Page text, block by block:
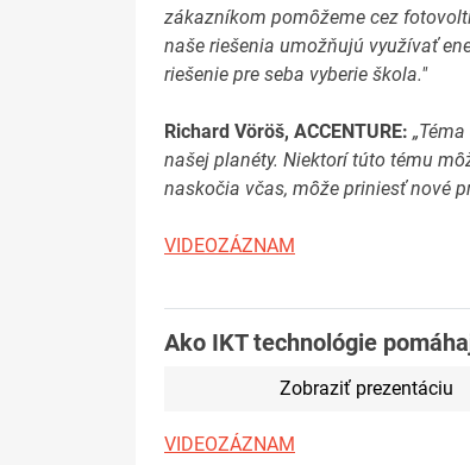
zákazníkom pomôžeme cez
naše riešenia umožňujú využívať
riešenie pre seba vyberie škola."
Richard Vöröš, ACCENTURE:
našej planéty. Niektorí túto tému
naskočia včas, môže priniesť nové
VIDEOZÁZNAM
Ako IKT technológie
Zobraziť prezentáciu
VIDEOZÁZNAM